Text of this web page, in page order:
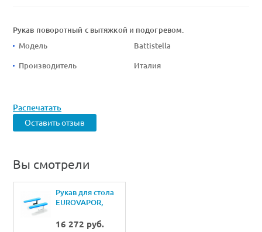
Рукав поворотный с вытяжкой и подогревом.
Модель
Battistella
Производитель Италия
Распечатать
Оставить отзыв
Вы смотрели
Рукав для стола
EUROVAPOR,
16 272 руб.